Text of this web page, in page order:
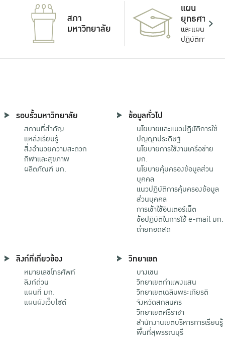
สภา
มหาวิทยาลัย
แผน
ยุทธศาสตร์
และแผน
ปฏิบัติการ
รอบรั้วมหาวิทยาลัย
สถานที่สำคัญ
แหล่งเรียนรู้
สิ่งอำนวยความสะดวก
กีฬาและสุขภาพ
ผลิตภัณฑ์ มก.
ข้อมูลทั่วไป
นโยบายและแนวปฏิบัติการใช้
ปัญญาประดิษฐ์
นโยบายการใช้งานเครือข่าย
มก.
นโยบายคุ้มครองข้อมูลส่วน
บุคคล
แนวปฏิบัติการคุ้มครองข้อมูล
ส่วนบุคคล
การเข้าใช้อินเตอร์เน็ต
ข้อปฏิบัติในการใช้ e-mail มก.
ถ่ายทอดสด
ลิงก์ที่เกี่ยวข้อง
หมายเลขโทรศัพท์
ลิงก์ด่วน
แผนที่ มก.
แผนผังเว็บไซต์
วิทยาเขต
บางเขน
วิทยาเขตกําแพงแสน
วิทยาเขตเฉลิมพระเกียรติ
จังหวัดสกลนคร
วิทยาเขตศรีราชา
สำนักงานเขตบริหารการเรียนรู้
พื้นที่สุพรรณบุรี